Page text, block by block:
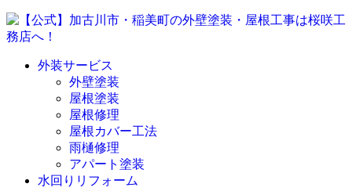
外装サービス
外壁塗装
屋根塗装
屋根修理
屋根カバー工法
雨樋修理
アパート塗装
水回りリフォーム